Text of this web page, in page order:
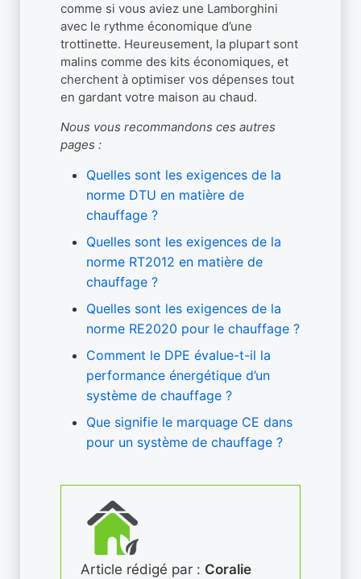
comme si vous aviez une Lamborghini
avec le rythme économique d’une
trottinette. Heureusement, la plupart sont
malins comme des kits économiques, et
cherchent à optimiser vos dépenses tout
en gardant votre maison au chaud.
Nous vous recommandons ces autres
pages :
Quelles sont les exigences de la
norme DTU en matière de
chauffage ?
Quelles sont les exigences de la
norme RT2012 en matière de
chauffage ?
Quelles sont les exigences de la
norme RE2020 pour le chauffage ?
Comment le DPE évalue-t-il la
performance énergétique d’un
système de chauffage ?
Que signifie le marquage CE dans
pour un système de chauffage ?
Article rédigé par : Coralie